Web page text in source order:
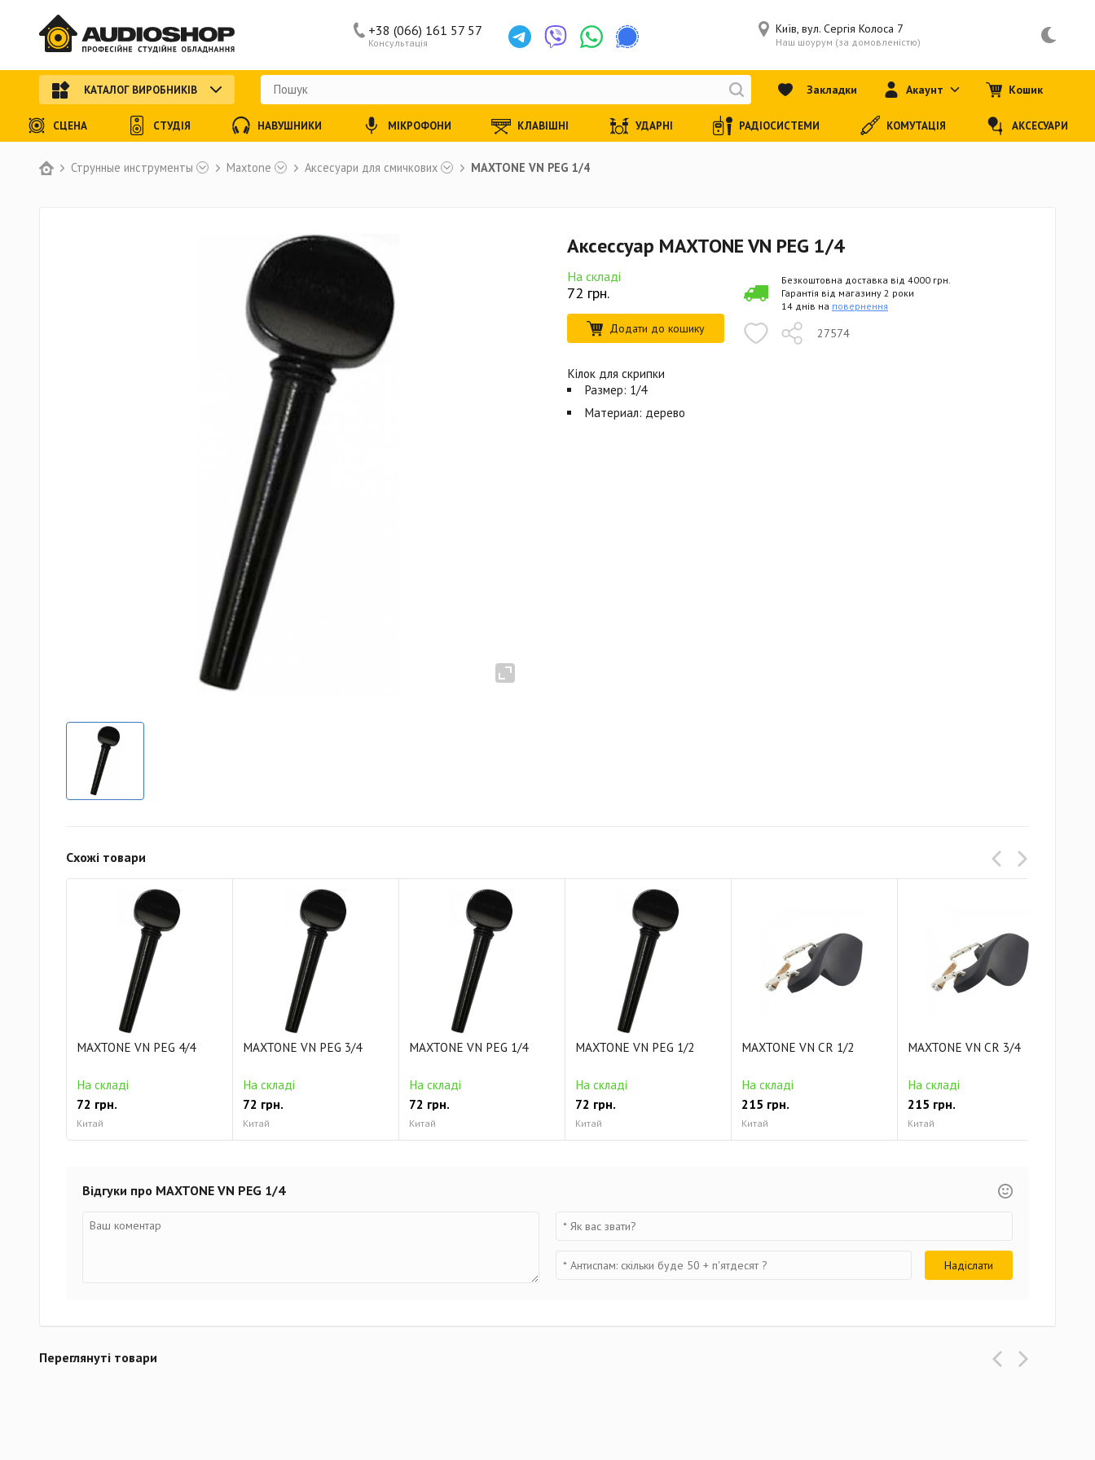
Струнные инструменты Maxtone Аксесуари для смичкових MAXTONE VN PEG 1/4
Аксессуар MAXTONE VN PEG 1/4
На складі
72 грн.
Додати до кошику 27574
Безкоштовна доставка від 4000 грн.
Гарантія від магазину 2 роки
14 днів на повернення
Кілок для скрипки
Размер: 1/4
Материал: дерево
Схожі товари
MAXTONE VN PEG 4/4
На складі
72 грн.
Китай
MAXTONE VN PEG 3/4
На складі
72 грн.
Китай
MAXTONE VN PEG 1/4
На складі
72 грн.
Китай
MAXTONE VN PEG 1/2
На складі
72 грн.
Китай
MAXTONE VN CR 1/2
На складі
215 грн.
Китай
MAXTONE VN CR 3/4
На складі
215 грн.
Китай
Відгуки про MAXTONE VN PEG 1/4
Переглянуті товари
Консультація
+38 (066) 161 57 57 Київ, вул. Сергія Колоса 7
Наш шоурум (за домовленістю)
КАТАЛОГ ВИРОБНИКІВ Закладки Акаунт Кошик
СЦЕНА СТУДІЯ НАВУШНИКИ МІКРОФОНИ КЛАВІШНІ УДАРНІ РАДІОСИСТЕМИ КОМУТАЦІЯ АКСЕСУАРИ